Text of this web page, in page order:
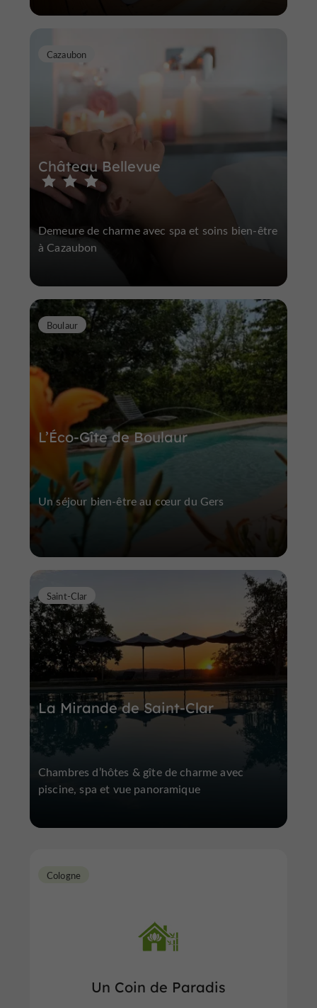
Château Bellevue
Cazaubon
Demeure de charme avec spa et soins bien-être
à Cazaubon
L’Éco-Gîte de Boulaur
Boulaur
Un séjour bien-être au cœur du Gers
La Mirande de Saint-Clar
Saint-Clar
Chambres d’hôtes & gîte de charme avec
piscine, spa et vue panoramique
Un Coin de Paradis
Cologne